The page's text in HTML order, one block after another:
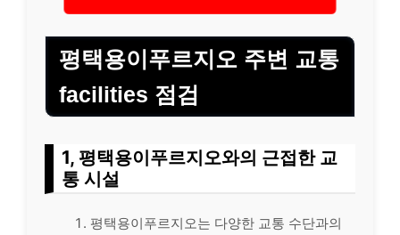
평택용이푸르지오 주변 교통
facilities 점검
1, 평택용이푸르지오와의 근접한 교
통 시설
평택용이푸르지오는 다양한 교통 수단과의